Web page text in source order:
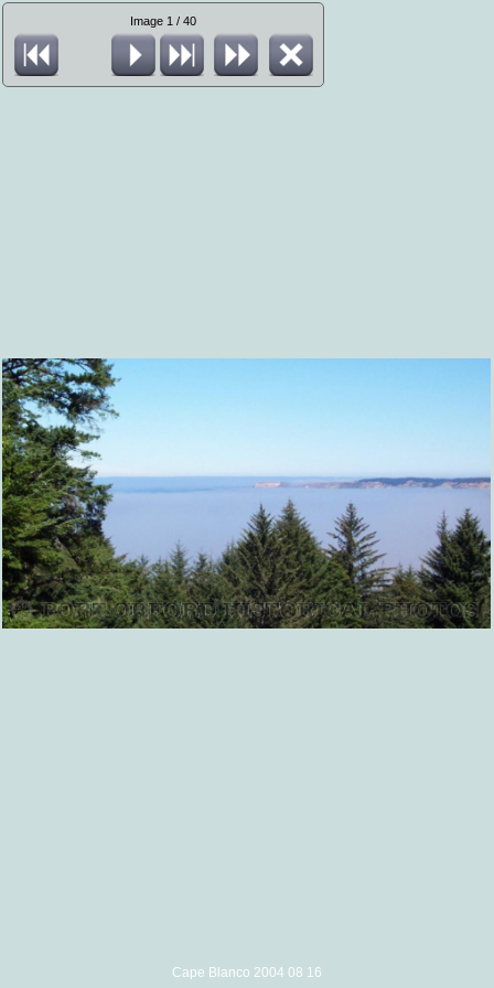
Image 1 / 40
Cape Blanco 2004 08 16